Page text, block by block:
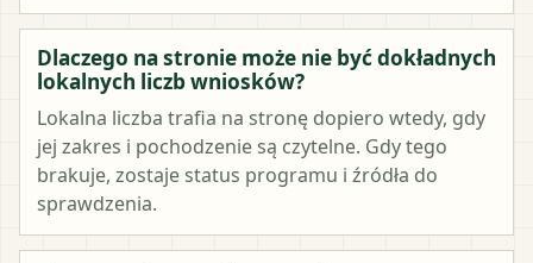
Dlaczego na stronie może nie być dokładnych
lokalnych liczb wniosków?
Lokalna liczba trafia na stronę dopiero wtedy, gdy
jej zakres i pochodzenie są czytelne. Gdy tego
brakuje, zostaje status programu i źródła do
sprawdzenia.